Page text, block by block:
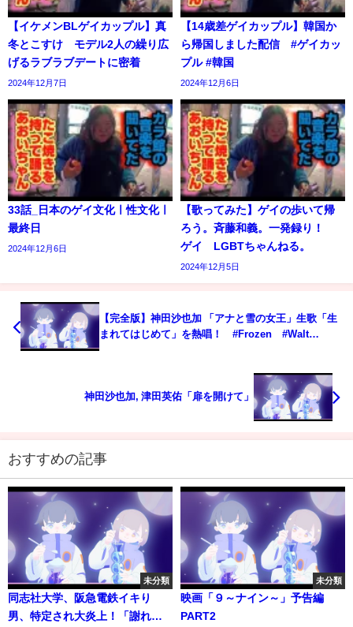
【イケメンBLゲイカップル】真
冬とこすけ モデル2人の繰り広
げるラブラブデートに密着
2024年12月7日
【14歳差ゲイカップル】韓国か
ら帰国しました配信 #ゲイカッ
プル #韓国
2024年12月6日
33話_日本のゲイ文化ㅣ性文化ㅣ
最終日
2024年12月6日
【歌ってみた】ゲイの歩いて帰
ろう。斉藤和義。一発録り！
ゲイ LGBTちゃんねる。
2024年12月5日
【完全版】神田沙也加 「アナと雪の女王」生歌「生
まれてはじめて」を熱唱！ #Frozen #Walt
神田沙也加, 津田英佑「扉を開けて」
おすすめの記事
未分類
同志社大学、阪急電鉄イキり
男、特定され大炎上！「謝れ
未分類
映画「９～ナイン～」予告編
PART2